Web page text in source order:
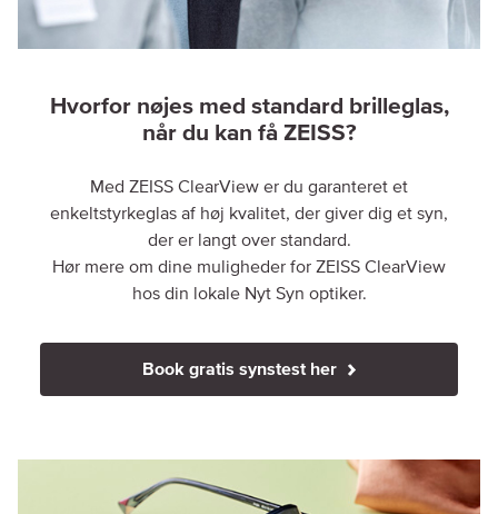
Hvorfor nøjes med standard brilleglas,
når du kan få ZEISS?
Med ZEISS ClearView er du garanteret et
enkeltstyrkeglas af høj kvalitet, der giver dig et syn,
der er langt over standard.
Hør mere om dine muligheder for ZEISS ClearView
hos din lokale Nyt Syn optiker.
Book gratis synstest her